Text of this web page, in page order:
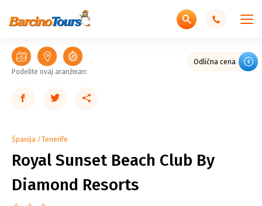
Odlična cena
Podelite ovaj aranžman:
Španija Tenerife
Royal Sunset Beach Club By
Diamond Resorts